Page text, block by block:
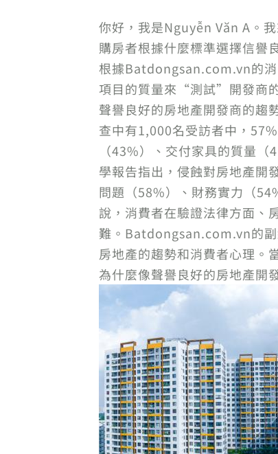
你好，我是Nguyễn Văn A。
購房者根據什麼標準選擇信譽
根據Batdongsan.com.vn的消
項目的質量來“測試”開發商
聲譽良好的房地產開發商的
查中有1,000名受訪者中，
（43%）、交付家具的質量
學報告指出，侵蝕對房地產開
問題（58%）、財務實力（
說，消費者在驗證法律方面、
難。Batdongsan.com.vn的副
房地產的趨勢和消費者心理。
為什麼像聲譽良好的房地產開